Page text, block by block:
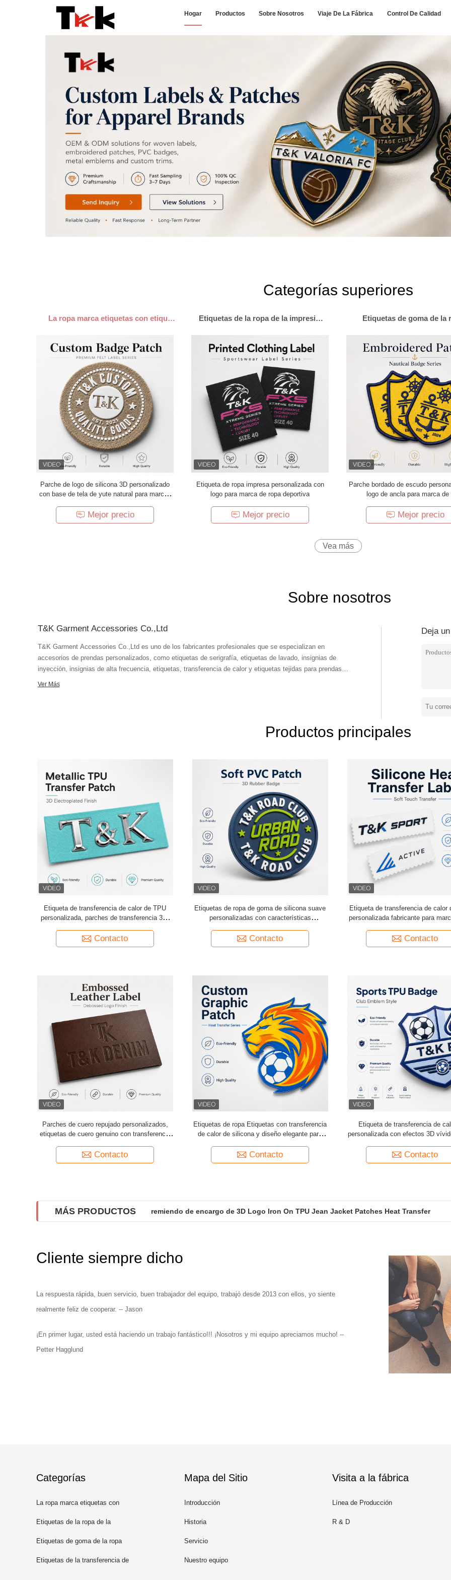
Hogar Productos Sobre Nosotros Viaje De La Fábrica Control De Calidad
Categorías superiores
La ropa marca etiquetas con etiqueta Etiquetas de la ropa de la impresión de la pantalla Etiquetas de goma de la
Parche de logo de silicona 3D personalizado
con base de tela de yute natural para marcas
Mejor precio
Etiqueta de ropa impresa personalizada con
logo para marca de ropa deportiva
Mejor precio
Parche bordado de escudo
logo de ancla para marca de
Mejor precio
Vea más
Sobre nosotros
T&K Garment Accessories Co.,Ltd
T&K Garment Accessories Co.,Ltd es uno de los fabricantes profesionales que se especializan en
accesorios de prendas personalizados, como etiquetas de serigrafía, etiquetas de lavado, insignias de
inyección, insignias de alta frecuencia, etiquetas, transferencia de calor y etiquetas tejidas para prendas,
equipaje, sombreros y industria del calzado T&K para ofrecer su servicio con la mente "Proteger la marca
pensando en "proteger el derecho de marca y promover su valor", somos buenos para hacer detalles
con los requisitos de los clientes. Para la gestión de la empresa, tenemos ISO9001, para el medio
ambiente social y la responsabilidad social y los derechos humanos tenemos HIGG y BSCI.
Ver Más
Deja
Productos principales
Etiqueta de transferencia de calor de TPU
personalizada, parches de transferencia 3D,
para ropa, bolsos, zapatos, duraderas y fáciles
de aplicar
Contacto
Etiquetas de ropa de goma de silicona suave
personalizadas con características
material de PVC no tóxico ecológico
Contacto
Etiqueta de transferencia de calor
personalizada fabricante para
Contacto
Parches de cuero repujado personalizados,
etiquetas de cuero genuino con transferencia
bolsos, zapatos y sombreros
Contacto
Etiquetas de ropa Etiquetas con transferencia
de calor de silicona y diseño elegante para
moda
Contacto
Etiqueta de transferencia de
personalizada con efectos 3D
y accesorios de moda
Contacto
MÁS PRODUCTOS remiendo de encargo de 3D Logo Iron On TPU Jean Jacket Patches Heat Transfer
Remiendos de encargo de goma grabados en relieve amistosos de la ropa de Eco
Cliente siempre dicho
La respuesta rápida, buen servicio, buen trabajador del equipo, trabajó desde 2013 con ellos, yo siente
realmente feliz de cooperar. -- Jason
¡En primer lugar, usted está haciendo un trabajo fantástico!!! ¡Nosotros y mi equipo apreciamos mucho! --
Petter Hagglund
Categorías
La ropa marca etiquetas con
etiqueta
Etiquetas de la ropa de la
impresión de la pantalla
Etiquetas de goma de la ropa
Etiquetas de la transferencia de
Mapa del Sitio
Introducción
Historia
Servicio
Nuestro equipo
Visita a la fábrica
Línea de Producción
R & D